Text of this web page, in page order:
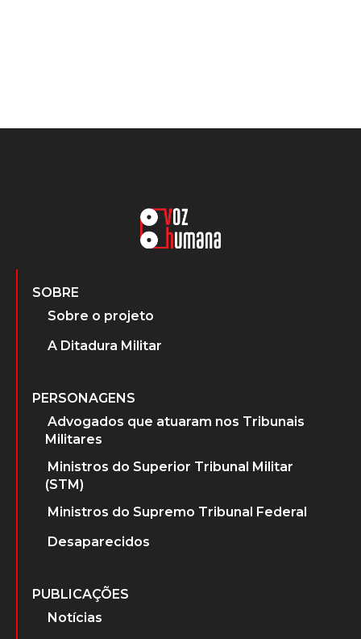
SOBRE
Sobre o projeto
A Ditadura Militar
PERSONAGENS
Advogados que atuaram nos Tribunais
Militares
Ministros do Superior Tribunal Militar
(STM)
Ministros do Supremo Tribunal Federal
Desaparecidos
PUBLICAÇÕES
Notícias